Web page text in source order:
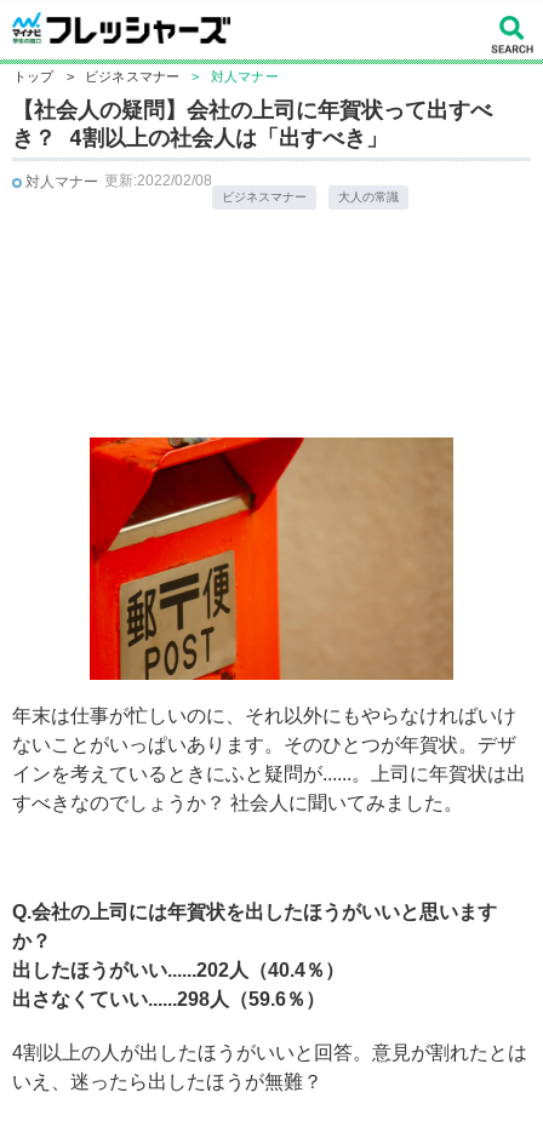
トップ > ビジネスマナー > 対人マナー
【社会人の疑問】会社の上司に年賀状って出すべ
き？ 4割以上の社会人は「出すべき」
対人マナー 更新:2022/02/08
ビジネスマナー 大人の常識
年末は仕事が忙しいのに、それ以外にもやらなければいけ
ないことがいっぱいあります。そのひとつが年賀状。デザ
インを考えているときにふと疑問が......。上司に年賀状は出
すべきなのでしょうか？ 社会人に聞いてみました。
Q.会社の上司には年賀状を出したほうがいいと思います
か？
出したほうがいい......202人（40.4％）
出さなくていい......298人（59.6％）
4割以上の人が出したほうがいいと回答。意見が割れたとは
いえ、迷ったら出したほうが無難？